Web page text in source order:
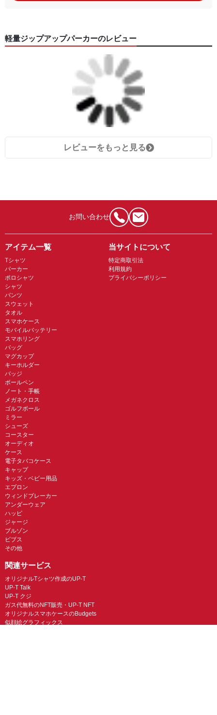
軽量ジップアップパーカーのレビュー
レビューをもっと見る
お問い合わせ
アイテム一覧
Tシャツ
パーカー
ポロシャツ
シャツ
パンツ
スウェット
タオル
スマホケース
モバイルバッテリー
スマホリング
バッグ
マグカップ
キーホルダー
バッジ
ボールペン
ノート・手帳
メガネクロス
ゴルフボール
ミラー
シューズ
コースター
オーディオ
ケース
電子タバコケース
キャップ
キッズ・ベビー用品
エプロン
ウィンドブレーカー
アンダーウェア
ハッピ
ジャージ
ブルゾン
ビブス
その他
当サイトについて
特定商取引法
利用規約
プライバシーポリシー
関連サービス
オリジナルTシャツ作成のUP-T
UP-T Talk
UP-T クジ
ガス代無料のNFT販売・UP-T NFT
オリジナルスマホケースのBudgets
似顔絵グラフィックス